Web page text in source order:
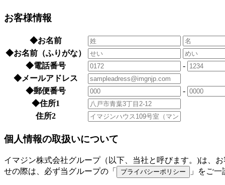
お客様情報
◆お名前
◆お名前（ふりがな）
◆電話番号
-
◆メールアドレス
◆郵便番号
-
◆住所1
住所2
個人情報の取扱いについて
イマジン株式会社グループ（以下、当社と呼びます。)は、
せの際は、必ず当グループの「
プライバシーポリシー 」をご